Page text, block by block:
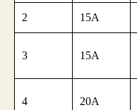
2 15A
3 15A
4 20A